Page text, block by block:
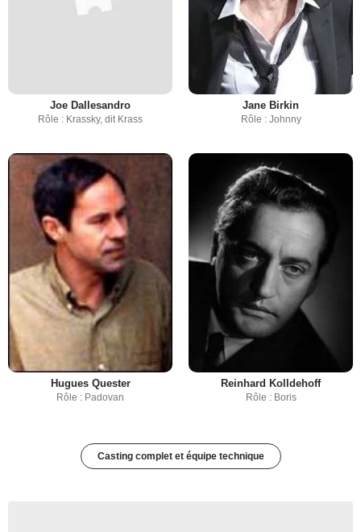
Joe Dallesandro
Rôle : Krassky, dit Krass
Jane Birkin
Rôle : Johnny
Hugues Quester
Rôle : Padovan
Reinhard Kolldehoff
Rôle : Boris
Casting complet et équipe technique